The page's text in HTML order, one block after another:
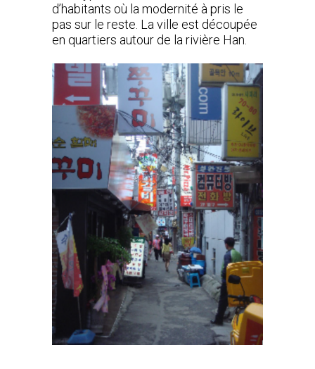
d’habitants où la modernité à pris le
pas sur le reste. La ville est découpée
en quartiers autour de la rivière Han.